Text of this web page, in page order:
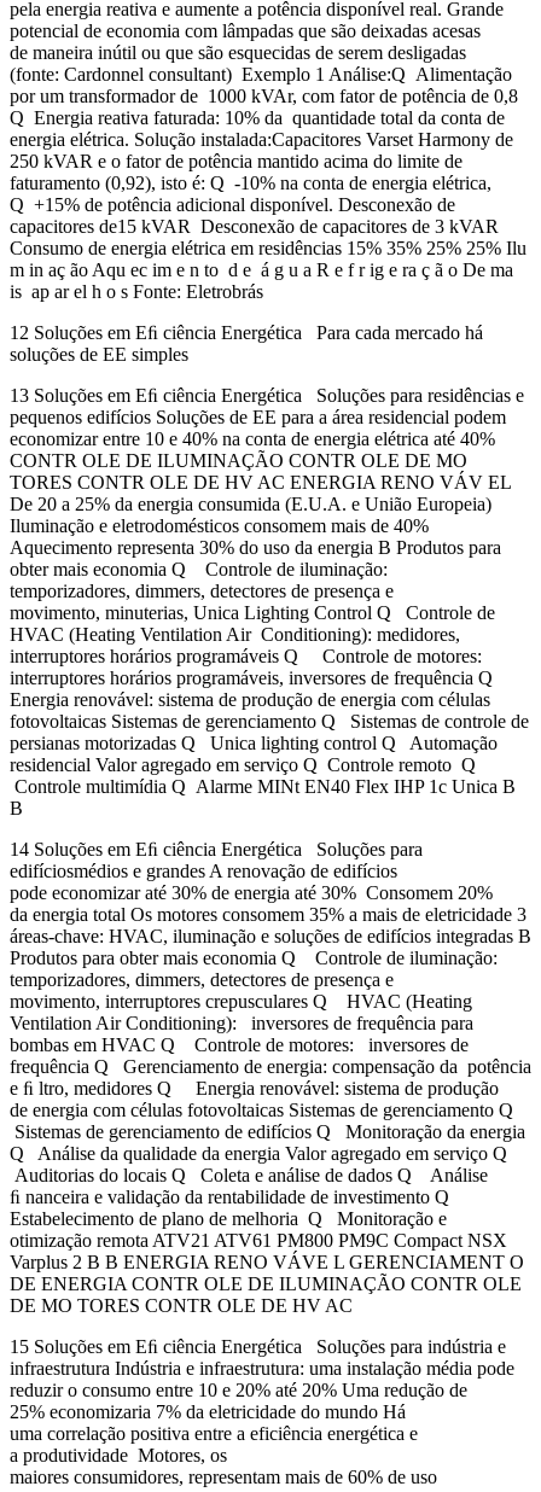
pela energia reativa e aumente a potência disponível real. Grande
potencial de economia com lâmpadas que são deixadas acesas
de maneira inútil ou que são esquecidas de serem desligadas
(fonte: Cardonnel consultant) Exemplo 1 Análise:Q Alimentação
por um transformador de 1000 kVAr, com fator de potência de 0,8
Q Energia reativa faturada: 10% da quantidade total da conta de
energia elétrica. Solução instalada:Capacitores Varset Harmony de
250 kVAR e o fator de potência mantido acima do limite de
faturamento (0,92), isto é: Q -10% na conta de energia elétrica,
Q +15% de potência adicional disponível. Desconexão de
capacitores de15 kVAR Desconexão de capacitores de 3 kVAR
Consumo de energia elétrica em residências 15% 35% 25% 25% Ilu
m in aç ão Aqu ec im e n to d e á g u a R e f r ig e ra ç ã o De ma
is ap ar el h o s Fonte: Eletrobrás
12 Soluções em Eﬁ ciência Energética Para cada mercado há
soluções de EE simples
13 Soluções em Eﬁ ciência Energética Soluções para residências e
pequenos edifícios Soluções de EE para a área residencial podem
economizar entre 10 e 40% na conta de energia elétrica até 40%
CONTR OLE DE ILUMINAÇÃO CONTR OLE DE MO
TORES CONTR OLE DE HV AC ENERGIA RENO VÁV EL
De 20 a 25% da energia consumida (E.U.A. e União Europeia)
Iluminação e eletrodomésticos consomem mais de 40%
Aquecimento representa 30% do uso da energia B Produtos para
obter mais economia Q Controle de iluminação:
temporizadores, dimmers, detectores de presença e
movimento, minuterias, Unica Lighting Control Q Controle de
HVAC (Heating Ventilation Air Conditioning): medidores,
interruptores horários programáveis Q Controle de motores:
interruptores horários programáveis, inversores de frequência Q
Energia renovável: sistema de produção de energia com células
fotovoltaicas Sistemas de gerenciamento Q Sistemas de controle de
persianas motorizadas Q Unica lighting control Q Automação
residencial Valor agregado em serviço Q Controle remoto Q
Controle multimídia Q Alarme MINt EN40 Flex IHP 1c Unica B
B
14 Soluções em Eﬁ ciência Energética Soluções para
edifíciosmédios e grandes A renovação de edifícios
pode economizar até 30% de energia até 30% Consomem 20%
da energia total Os motores consomem 35% a mais de eletricidade 3
áreas-chave: HVAC, iluminação e soluções de edifícios integradas B
Produtos para obter mais economia Q Controle de iluminação:
temporizadores, dimmers, detectores de presença e
movimento, interruptores crepusculares Q HVAC (Heating
Ventilation Air Conditioning): inversores de frequência para
bombas em HVAC Q Controle de motores: inversores de
frequência Q Gerenciamento de energia: compensação da potência
e ﬁ ltro, medidores Q Energia renovável: sistema de produção
de energia com células fotovoltaicas Sistemas de gerenciamento Q
Sistemas de gerenciamento de edifícios Q Monitoração da energia
Q Análise da qualidade da energia Valor agregado em serviço Q
Auditorias do locais Q Coleta e análise de dados Q Análise
ﬁ nanceira e validação da rentabilidade de investimento Q
Estabelecimento de plano de melhoria Q Monitoração e
otimização remota ATV21 ATV61 PM800 PM9C Compact NSX
Varplus 2 B B ENERGIA RENO VÁVE L GERENCIAMENT O
DE ENERGIA CONTR OLE DE ILUMINAÇÃO CONTR OLE
DE MO TORES CONTR OLE DE HV AC
15 Soluções em Eﬁ ciência Energética Soluções para indústria e
infraestrutura Indústria e infraestrutura: uma instalação média pode
reduzir o consumo entre 10 e 20% até 20% Uma redução de
25% economizaria 7% da eletricidade do mundo Há
uma correlação positiva entre a eficiência energética e
a produtividade Motores, os
maiores consumidores, representam mais de 60% de uso